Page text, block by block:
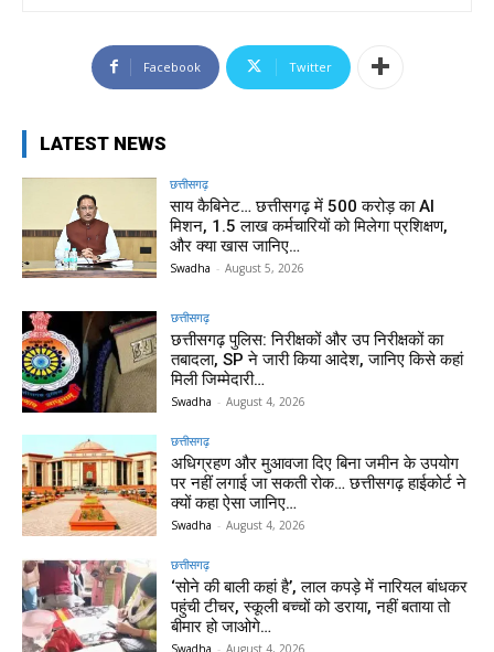
Facebook Twitter
LATEST NEWS
छत्तीसगढ़
साय कैबिनेट… छत्तीसगढ़ में 500 करोड़ का AI
मिशन, 1.5 लाख कर्मचारियों को मिलेगा प्रशिक्षण,
और क्या खास जानिए…
Swadha - August 5, 2026
छत्तीसगढ़
छत्तीसगढ़ पुलिस: निरीक्षकों और उप निरीक्षकों का
तबादला, SP ने जारी किया आदेश, जानिए किसे कहां
मिली जिम्मेदारी…
Swadha - August 4, 2026
छत्तीसगढ़
अधिग्रहण और मुआवजा दिए बिना जमीन के उपयोग
पर नहीं लगाई जा सकती रोक… छत्तीसगढ़ हाईकोर्ट ने
क्यों कहा ऐसा जानिए…
Swadha - August 4, 2026
छत्तीसगढ़
‘सोने की बाली कहां है’, लाल कपड़े में नारियल बांधकर
पहुंची टीचर, स्कूली बच्चों को डराया, नहीं बताया तो
बीमार हो जाओगे…
Swadha - August 4, 2026